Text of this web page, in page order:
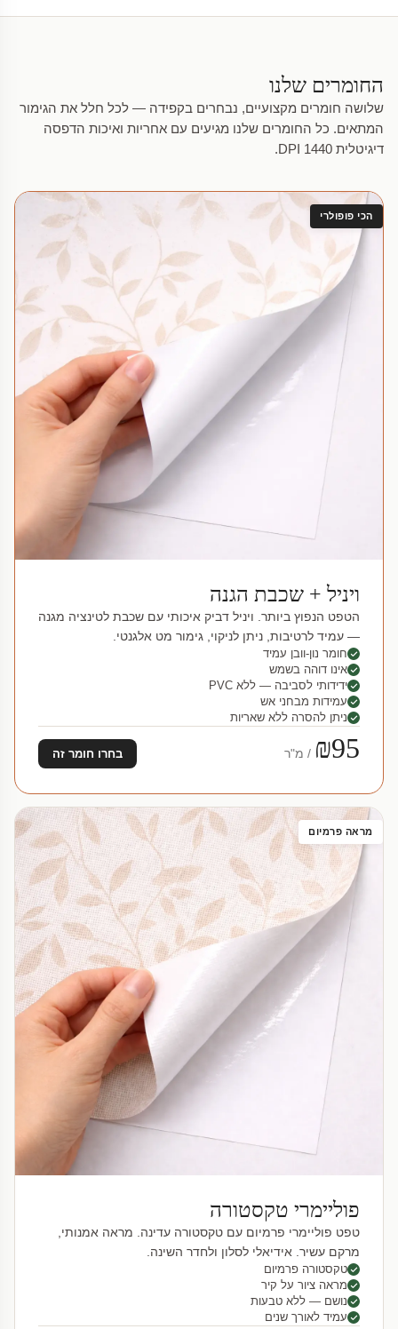
החומרים שלנו
שלושה חומרים מקצועיים, נבחרים בקפידה — לכל חלל את הגימור
המתאים. כל החומרים שלנו מגיעים עם אחריות ואיכות הדפסה
דיגיטלית 1440 DPI.
הכי פופולרי
ויניל + שכבת הגנה
הטפט הנפוץ ביותר. ויניל דביק איכותי עם שכבת לטינציה מגנה
— עמיד לרטיבות, ניתן לניקוי, גימור מט אלגנטי.
חומר נון-וובן עמיד
אינו דוהה בשמש
ידידותי לסביבה — ללא PVC
עמידות מבחני אש
ניתן להסרה ללא שאריות
₪95 / מ"ר בחרו חומר זה
מראה פרמיום
פוליימרי טקסטורה
טפט פוליימרי פרמיום עם טקסטורה עדינה. מראה אמנותי,
מרקם עשיר. אידיאלי לסלון ולחדר השינה.
טקסטורה פרמיום
מראה ציור על קיר
נושם — ללא טבעות
עמיד לאורך שנים